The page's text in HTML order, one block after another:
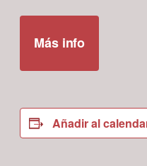
Más info
Añadir al